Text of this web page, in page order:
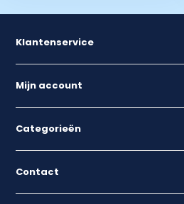
Klantenservice
Mijn account
Categorieën
Contact